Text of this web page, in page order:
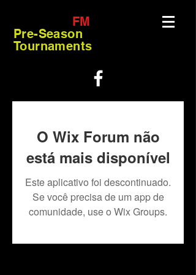
FM
Pre-Season
Tournaments
O Wix Forum não
está mais disponível
Este aplicativo foi descontinuado.
Se você precisa de um app de
comunidade, use o Wix Groups.